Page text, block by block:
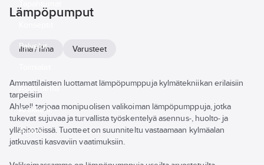
Palvelut
Asioi meillä
Artikkelit
A-klubi
Lämpöpumput
Ilma / ilma Varusteet
Ammattilaisten luottamat lämpöpumppuja kylmätekniikan erilaisiin
tarpeisiin
Ahlsell tarjoaa monipuolisen valikoiman lämpöpumppuja, jotka
tukevat sujuvaa ja turvallista työskentelyä asennus-, huolto- ja
ylläpitotöissä. Tuotteet on suunniteltu vastaamaan kylmäalan
jatkuvasti kasvaviin vaatimuksiin.